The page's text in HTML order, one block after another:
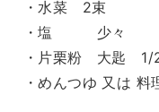
・水菜 2束
・塩 少々
・片栗粉 大匙 1/
・めんつゆ 又は